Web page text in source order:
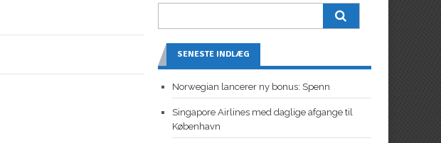
SENESTE INDLÆG
Norwegian lancerer ny bonus: Spenn
Singapore Airlines med daglige afgange til
København